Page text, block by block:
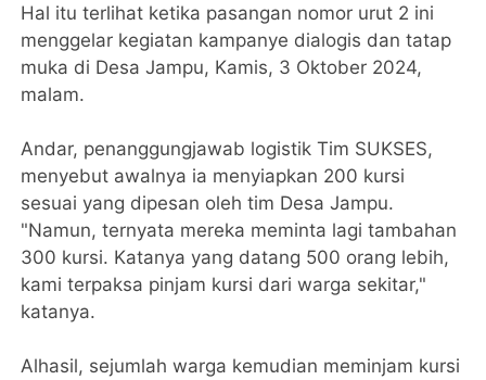
Hal itu terlihat ketika pasangan nomor urut 2 ini
menggelar kegiatan kampanye dialogis dan tatap
muka di Desa Jampu, Kamis, 3 Oktober 2024,
malam.
Andar, penanggungjawab logistik Tim SUKSES,
menyebut awalnya ia menyiapkan 200 kursi
sesuai yang dipesan oleh tim Desa Jampu.
"Namun, ternyata mereka meminta lagi tambahan
300 kursi. Katanya yang datang 500 orang lebih,
kami terpaksa pinjam kursi dari warga sekitar,"
katanya.
Alhasil, sejumlah warga kemudian meminjam kursi